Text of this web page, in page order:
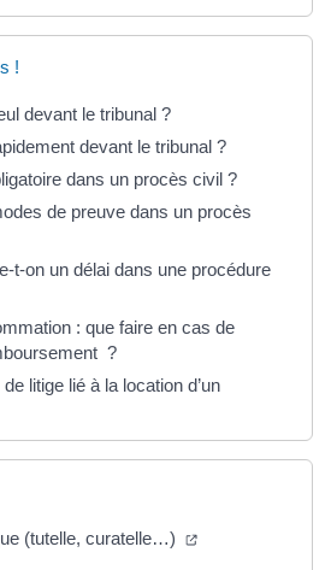
!
devant le tribunal ?
devant le tribunal ?
dans un procès civil ?
de preuve dans un procès
t-on un délai dans une procédure
: que faire en cas de
?
litige lié à la location d’un
(tutelle, curatelle…)